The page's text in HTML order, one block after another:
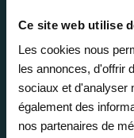
Ce site web utilise
Les cookies nous
les annonces, d'offrir
sociaux et d'analyser
également des
nos partenaires de
Je vous
bilan
Gratuite et
première